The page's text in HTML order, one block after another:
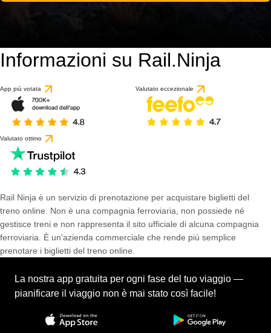
Informazioni su Rail.Ninja
App più votata Valutato eccezionale
Valutato ottimo
Rail Ninja è un servizio di prenotazione per acquistare biglietti del
treno online. Non è una compagnia ferroviaria, non possiede né
gestisce treni e non rappresenta il sito ufficiale di alcuna compagnia
ferroviaria. È un'azienda commerciale che rende più semplice
prenotare i biglietti del treno online.
La nostra app gratuita per ogni fase del tuo viaggio —
pianificare il viaggio non è mai stato così facile!